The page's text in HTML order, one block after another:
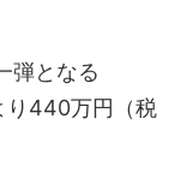
弾となる
り440万円（税